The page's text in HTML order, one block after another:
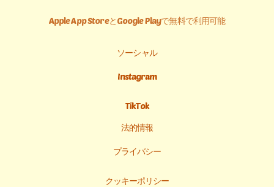
Apple App StoreとGoogle Playで無料で利用可能
ソーシャル
Instagram
TikTok
法的情報
プライバシー
クッキーポリシー